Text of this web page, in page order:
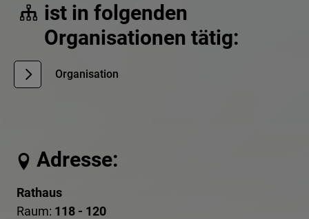
ist in folgenden
Organisationen tätig:
Organisation
Adresse:
Rathaus
Raum: 118 - 120